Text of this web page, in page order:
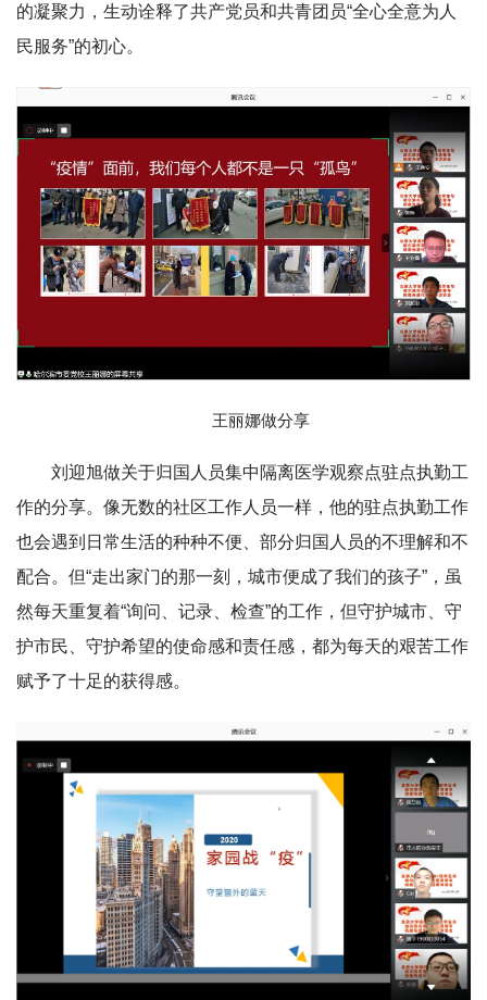
的凝聚力，生动诠释了共产党员和共青团员“全心全意为人
民服务”的初心。
王丽娜做分享
刘迎旭做关于归国人员集中隔离医学观察点驻点执勤工
作的分享。像无数的社区工作人员一样，他的驻点执勤工作
也会遇到日常生活的种种不便、部分归国人员的不理解和不
配合。但“走出家门的那一刻，城市便成了我们的孩子”，虽
然每天重复着“询问、记录、检查”的工作，但守护城市、守
护市民、守护希望的使命感和责任感，都为每天的艰苦工作
赋予了十足的获得感。